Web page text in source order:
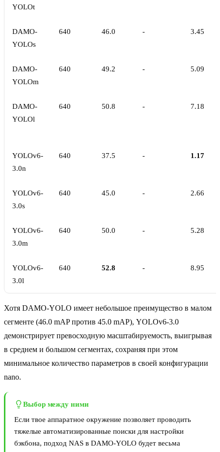
YOLOt
DAMO-
YOLOs
640 46.0 - 3.45
DAMO-
YOLOm
640 49.2 - 5.09
DAMO-
YOLOl
640 50.8 - 7.18
YOLOv6-
3.0n
640 37.5 - 1.17
YOLOv6-
3.0s
640 45.0 - 2.66
YOLOv6-
3.0m
640 50.0 - 5.28
YOLOv6-
3.0l
640 52.8 - 8.95
Хотя DAMO-YOLO имеет небольшое преимущество в малом
сегменте (46.0 mAP против 45.0 mAP), YOLOv6-3.0
демонстрирует превосходную масштабируемость, выигрывая
в среднем и большом сегментах, сохраняя при этом
минимальное количество параметров в своей конфигурации
nano.
Выбор между ними
Если твое аппаратное окружение позволяет проводить
тяжелые автоматизированные поиски для настройки
бэкбона, подход NAS в DAMO-YOLO будет весьма